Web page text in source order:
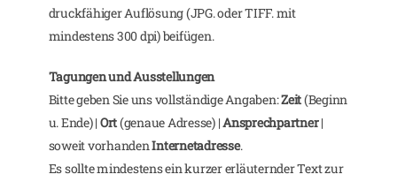
druckfähiger Auflösung (JPG. oder TIFF. mit
mindestens 300 dpi) beifügen.
Tagungen und Ausstellungen
Bitte geben Sie uns vollständige Angaben:Zeit(Beginn
u. Ende) | Ort(genaue Adresse) |Ansprechpartner|
soweit vorhandenInternetadresse.
Es sollte mindestens ein kurzer erläuternder Text zur